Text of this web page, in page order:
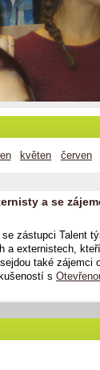
květen červen
a se
zástupci Talent
a externistech,
také zájemci
s